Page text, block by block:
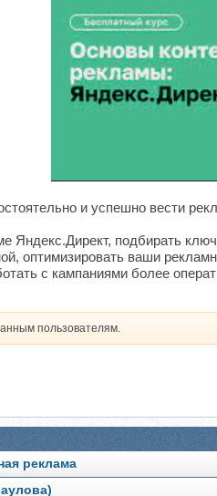
и успешно вести
Яндекс.Директ, подбирать
оптимизировать ваши
с кампаниями более
пользователям.
реклама